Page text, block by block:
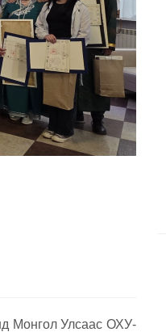
Монгол Улсаас ОХУ-